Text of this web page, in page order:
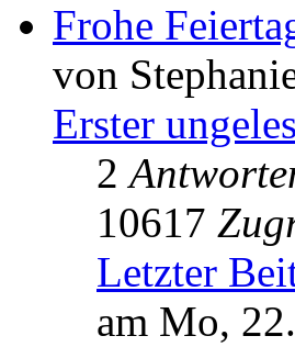
Frohe
von
Erster
2
10617
Letzter
am Mo,